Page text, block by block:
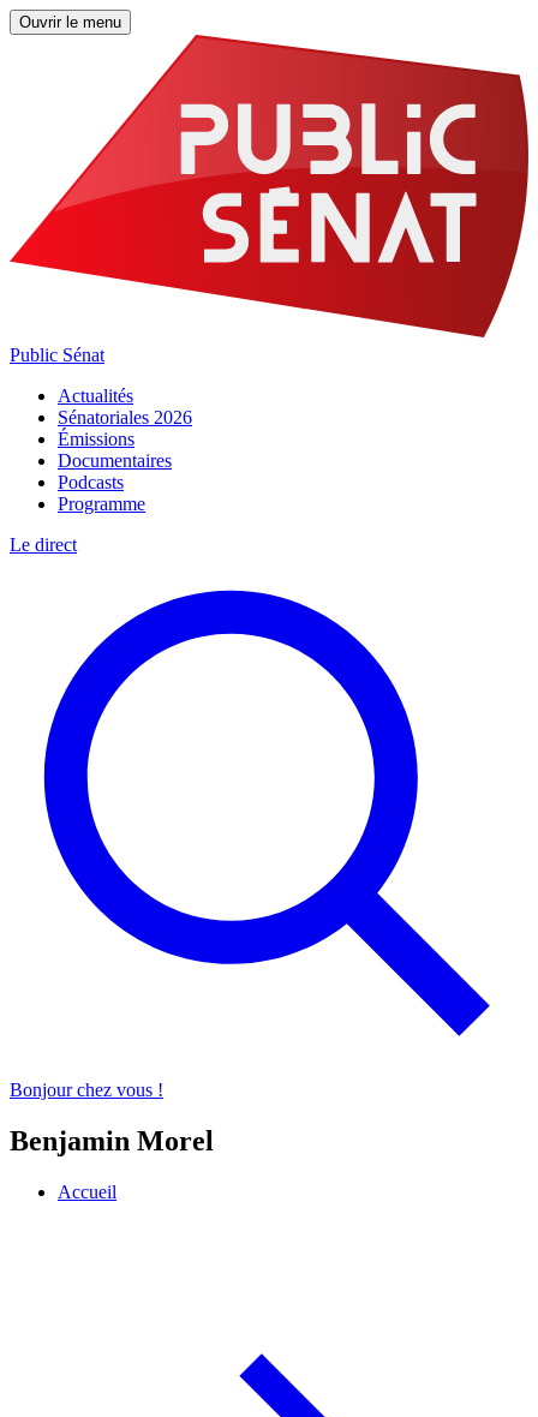
Ouvrir le menu
Public Sénat
Actualités
Sénatoriales 2026
Émissions
Documentaires
Podcasts
Programme
Le direct
Bonjour chez vous !
Benjamin Morel
Accueil